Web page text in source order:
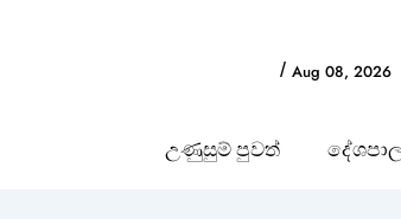
/ Aug 08, 2026
උණුසුම් පුවත්